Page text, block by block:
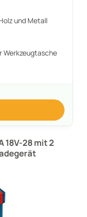
und Metall
Werkzeugtasche
18V-28 mit 2